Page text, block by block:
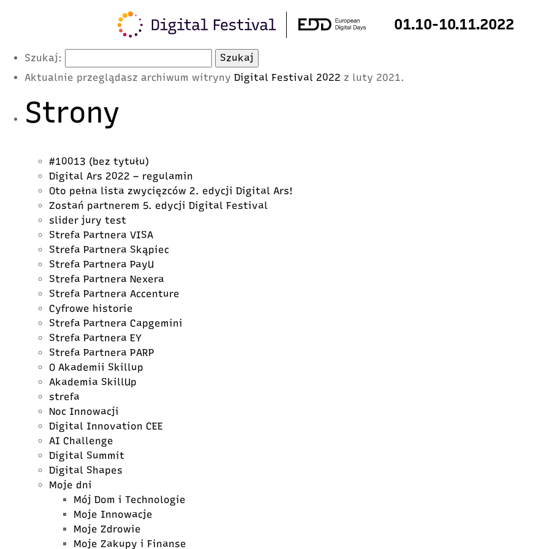
01.10-10.11.2022
Latest Posts
Szukaj:
Aktualnie przeglądasz archiwum witryny Digital Festival 2022 z luty 2021.
Strony
#10013 (bez tytułu)
Digital Ars 2022 – regulamin
Oto pełna lista zwycięzców 2. edycji Digital Ars!
Zostań partnerem 5. edycji Digital Festival
slider jury test
Strefa Partnera VISA
Strefa Partnera Skąpiec
Strefa Partnera PayU
Strefa Partnera Nexera
Strefa Partnera Accenture
Cyfrowe historie
Strefa Partnera Capgemini
Strefa Partnera EY
Strefa Partnera PARP
O Akademii Skillup
Akademia SkillUp
strefa
Noc Innowacji
Digital Innovation CEE
AI Challenge
Digital Summit
Digital Shapes
Moje dni
Mój Dom i Technologie
Moje Innowacje
Moje Zdrowie
Moje Zakupy i Finanse